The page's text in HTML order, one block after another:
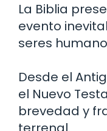
La Biblia
evento
seres
Desde el
el Nuevo
brevedad y